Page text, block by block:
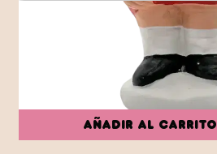
Añadir al carrito